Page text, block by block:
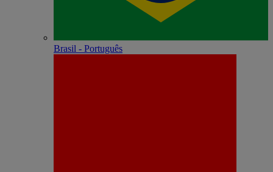
Brasil - Português